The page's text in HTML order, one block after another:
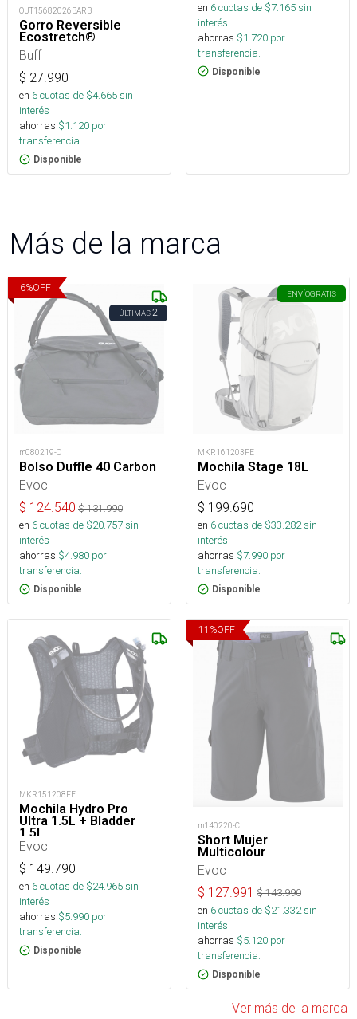
OUT15682026BARB
Gorro Reversible
Ecostretch®
Buff
$ 27.990
en 6cuotas de $4.665sin
interés
ahorras $1.120 por
transferencia.
Disponible
en 6cuotas de $7.165sin
interés
ahorras $1.720 por
transferencia.
Disponible
Más de la marca
6%OFF
ÚLTIMAS2
m080219-C
Bolso Duffle 40 Carbon
Evoc
$ 124.540 $131.990
en 6cuotas de $20.757sin
interés
ahorras $4.980 por
transferencia.
Disponible
ENVÍOGRATIS
MKR161203FE
Mochila Stage 18L
Evoc
$ 199.690
en 6cuotas de $33.282sin
interés
ahorras $7.990 por
transferencia.
Disponible
MKR151208FE
Mochila Hydro Pro
Ultra 1.5L + Bladder
1.5L
Evoc
$ 149.790
en 6cuotas de $24.965sin
interés
ahorras $5.990 por
transferencia.
Disponible
11 %OFF
m140220-C
Short Mujer
Multicolour
Evoc
$ 127.991 $143.990
en 6cuotas de $21.332sin
interés
ahorras $5.120 por
transferencia.
Disponible
Ver más de la marca